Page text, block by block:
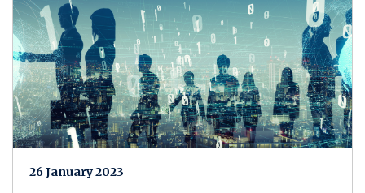
26 January 2023